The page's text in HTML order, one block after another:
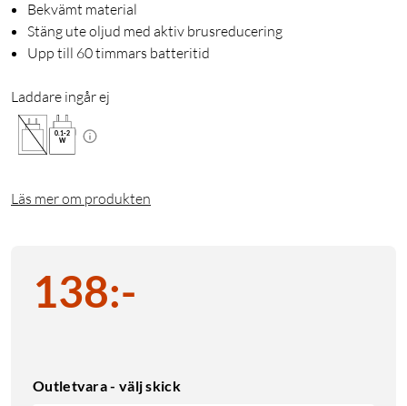
Bekvämt material
Stäng ute oljud med aktiv brusreducering
Upp till 60 timmars batteritid
Laddare ingår ej
0.1-2
W
Läs mer om produkten
138:-
Outletvara - välj skick